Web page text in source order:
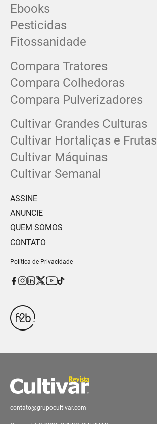
Ebooks
Pesticidas
Fitossanidade
Compara Tratores
Compara Colhedoras
Compara Pulverizadores
Cultivar Grandes Culturas
Cultivar Hortaliças e Frutas
Cultivar Máquinas
Cultivar Semanal
ASSINE
ANUNCIE
QUEM SOMOS
CONTATO
Política de Privacidade
contato@grupocultivar.com